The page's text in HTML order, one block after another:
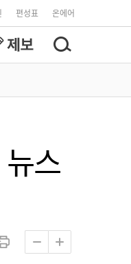
편성표 온에어
스